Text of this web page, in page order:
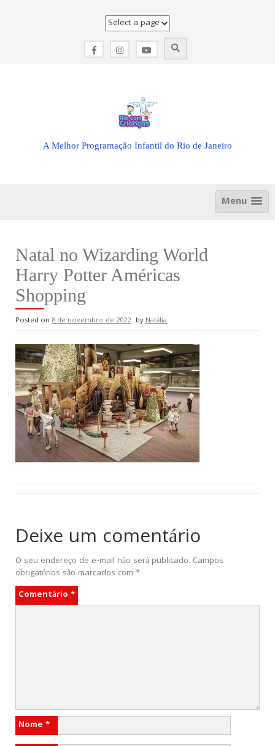
A Melhor Programação Infantil do Rio de Janeiro
Menu
Natal no Wizarding World
Harry Potter Américas
Shopping
Posted on 8 de novembro de 2022 byNatália
Deixe um comentário
O seu endereço de e-mail não será publicado. Campos
obrigatórios são marcados com *
Comentário *
Nome *